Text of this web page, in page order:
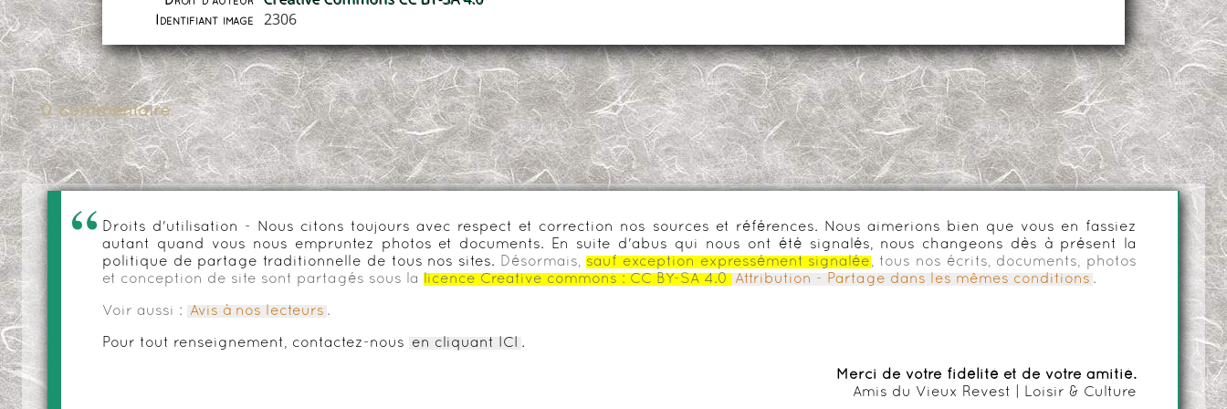
Identifiant image 2306
0 commentaire
Droits d'utilisation - Nous citons toujours avec respect et correction nos sources et références. Nous aimerions bien que vous en fassiez
autant quand vous nous empruntez photos et documents. En suite d'abus qui nous ont été signalés, nous changeons dès à présent la
politique de partage traditionnelle de tous nos sites.
Désormais, sauf exception expressément signalée , tous nos écrits, documents, photos
et conception de site sont partagés sous la
licence Creative commons : CC BY-SA 4.0 Attribution - Partage dans les mêmes conditions .
Voir aussi : Avis à nos lecteurs .
Pour tout renseignement, contactez-nous en cliquant ICI .
Merci de votre fidélité et de votre amitié.
Amis du Vieux Revest | Loisir & Culture